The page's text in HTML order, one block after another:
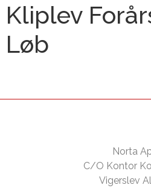
Kliplev
Løb
Norta
C/O Kontor
Vigerslev